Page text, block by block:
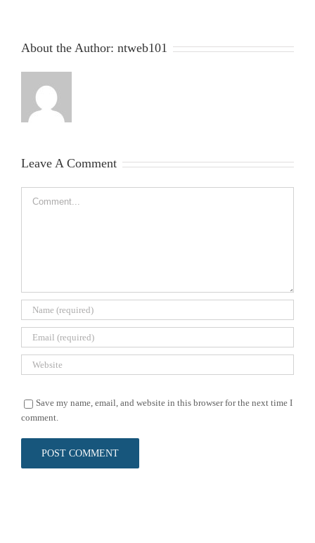
About the Author: ntweb101
Leave A Comment
Save my name, email, and website in this browser for the next time I
comment.